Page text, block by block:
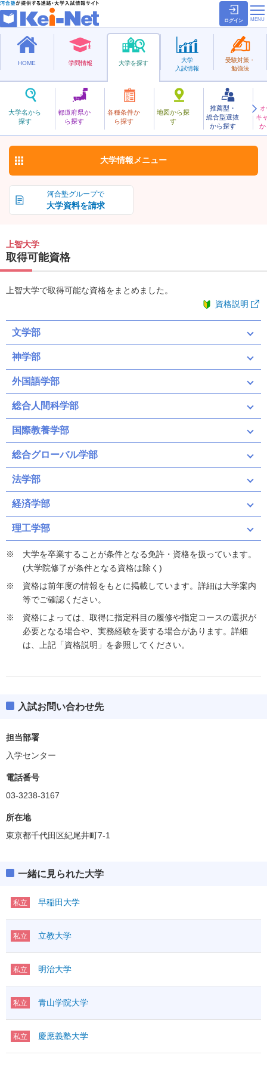
ログイン
HOME 学問情報 大学を探す
大学名から
探す
都道府県か
ら探す
各種条件か
ら探す
地図から探
す
推薦型・
総合型選抜
から探す
キ
か
大学
入試情報
受験対策・
勉強法
私立
じょうち
上智大学 お気に入り
河合塾グループで
大学資料を請求
大学情報 メニュー
上智大学
取得可能資格
上智大学で取得可能な資格をまとめました。
資格説明
文学部
神学部
外国語学部
総合人間科学部
国際教養学部
総合グローバル学部
法学部
経済学部
理工学部
大学を卒業することが条件となる免許・資格を扱っています。
(大学院修了が条件となる資格は除く)
資格は前年度の情報をもとに掲載しています。詳細は大学案内
等でご確認ください。
資格によっては、取得に指定科目の履修や指定コースの選択が
必要となる場合や、実務経験を要する場合があります。詳細
は、上記「資格説明」を参照してください。
入試お問い合わせ先
担当部署
入学センター
電話番号
03-3238-3167
所在地
東京都千代田区紀尾井町7-1
一緒に見られた大学
私立 早稲田大学
私立 立教大学
私立 明治大学
私立 青山学院大学
私立 慶應義塾大学